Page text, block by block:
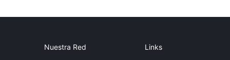
Nuestra Red Links